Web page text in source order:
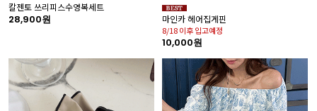
칼젠토 쓰리피스수영복세트
28,900원 마인카 헤어집게핀
8/18 이후 입고예정
10,000원